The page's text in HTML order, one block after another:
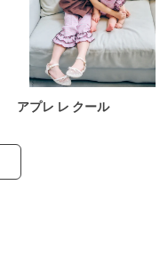
アプレ レ クール